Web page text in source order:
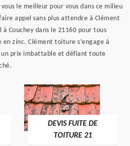
le meilleur pour vous dans ce milieu
appel sans plus attendre à Clément
Couchey dans le 21160 pour tous
zinc. Clément toiture s’engage à
prix imbattable et défiant toute
DEVIS FUITE DE
TOITURE 21